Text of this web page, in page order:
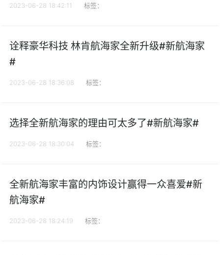
2023-06-28 18:42:11 标签：
诠释豪华科技 林肯航海家全新升级#新航海家
#
2023-06-28 18:36:08 标签：
选择全新航海家的理由可太多了#新航海家#
2023-06-28 18:30:04 标签：
全新航海家丰富的内饰设计赢得一众喜爱#新
航海家#
2023-06-28 18:24:19 标签：